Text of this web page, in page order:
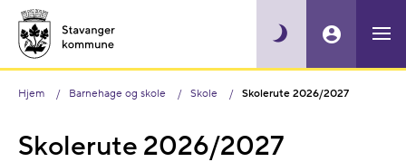
Hjem Barnehage og skole Skole Skolerute 2026/2027
Skolerute 2026/2027